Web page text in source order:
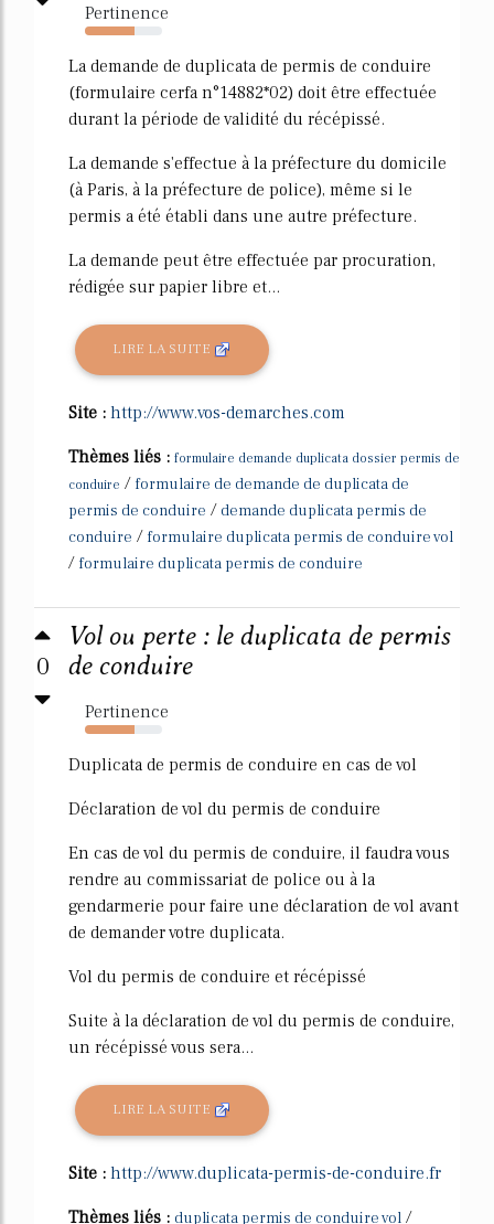
Pertinence
64%
La demande de duplicata de permis de conduire
(formulaire cerfa n°14882*02) doit être effectuée
durant la période de validité du récépissé.
La demande s'effectue à la préfecture du domicile
(à Paris, à la préfecture de police), même si le
permis a été établi dans une autre préfecture.
La demande peut être effectuée par procuration,
rédigée sur papier libre et...
LIRE LA SUITE
Site : http://www.vos-demarches.com
Thèmes liés : formulaire demande duplicata dossier permis de
conduire / formulaire de demande de duplicata de
permis de conduire / demande duplicata permis de
conduire / formulaire duplicata permis de conduire vol
/ formulaire duplicata permis de conduire
0
Vol ou perte : le duplicata de permis
de conduire
Pertinence
64%
Duplicata de permis de conduire en cas de vol
Déclaration de vol du permis de conduire
En cas de vol du permis de conduire, il faudra vous
rendre au commissariat de police ou à la
gendarmerie pour faire une déclaration de vol avant
de demander votre duplicata.
Vol du permis de conduire et récépissé
Suite à la déclaration de vol du permis de conduire,
un récépissé vous sera...
LIRE LA SUITE
Site : http://www.duplicata-permis-de-conduire.fr
Thèmes liés : duplicata permis de conduire vol /